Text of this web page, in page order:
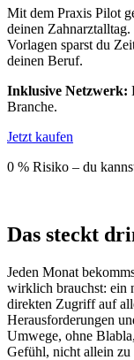
Mit dem Praxis Pilot
deinen
Vorlagen sparst du
deinen Beruf.
Inklusive Netzwerk:
Branche.
Jetzt kaufen
0 % Risiko – du
Das steckt
Jeden Monat
wirklich brauchst: ein
direkten Zugriff auf
Herausforderungen
Umwege, ohne
Gefühl, nicht allein zu